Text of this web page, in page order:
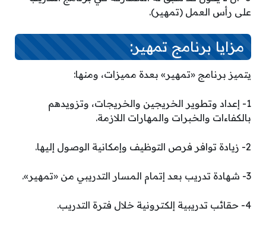
على رأس العمل (تمهير).
مزايا برنامج تمهير:
يتميز برنامج «تمهير» بعدة مميزات، ومنها:
1- إعداد وتطوير الخريجين والخريجات، وتزويدهم
بالكفاءات والخبرات والمهارات اللازمة.
2- زيادة توافر فرص التوظيف وإمكانية الوصول إليها.
3- شهادة تدريب بعد إتمام المسار التدريبي من «تمهير».
4- حقائب تدريبية إلكترونية خلال فترة التدريب.